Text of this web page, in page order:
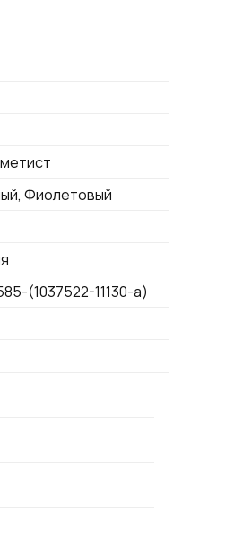
Фиолетовый
(1037522-11130-a)